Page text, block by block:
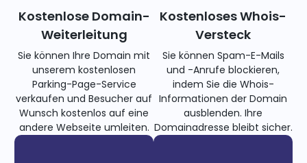
Kostenlose Domain-
Weiterleitung
Sie können Ihre Domain mit
unserem kostenlosen
Parking-Page-Service
verkaufen und Besucher auf
Wunsch kostenlos auf eine
andere Webseite umleiten.
Kostenloses Whois-
Versteck
Sie können Spam-E-Mails
und -Anrufe blockieren,
indem Sie die Whois-
Informationen der Domain
ausblenden. Ihre
Domainadresse bleibt sicher.